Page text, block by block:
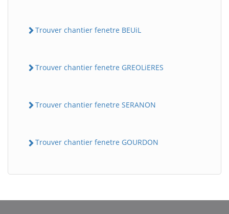
Trouver chantier fenetre BEUiL
Trouver chantier fenetre GREOLiERES
Trouver chantier fenetre SERANON
Trouver chantier fenetre GOURDON
BatiWebPro